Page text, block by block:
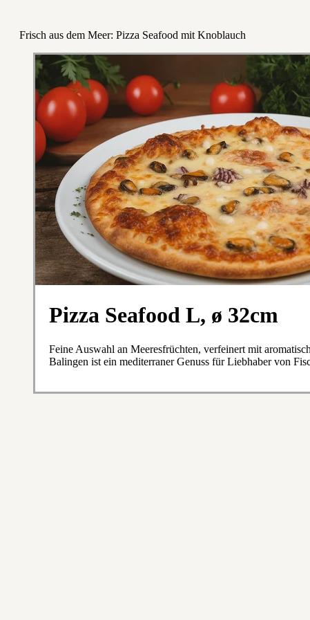
Frisch aus dem Meer: Pizza Seafood mit Knoblauch
Pizza Seafood L, ø 32cm
Feine Auswahl an Meeresfrüchten, verfeinert mit
Balingen ist ein mediterraner Genuss für Liebhaber von